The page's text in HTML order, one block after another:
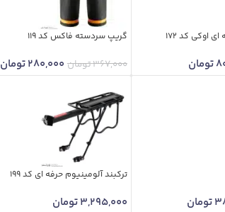
تومان
گریپ سردسته فاکس کد 119
367,000تومان 280,000تومان
تومان
ترکبند آلومینیوم حرفه ای کد 199
3,295,000تومان